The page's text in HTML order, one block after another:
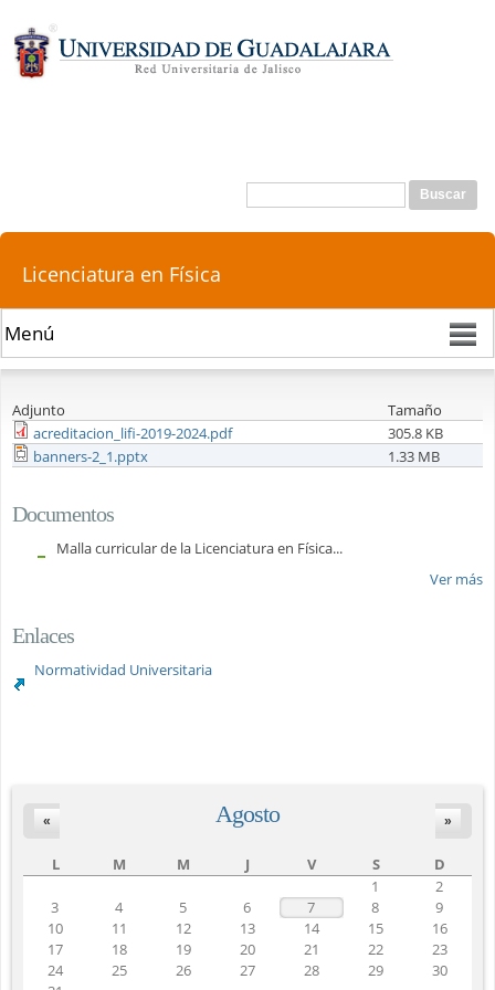
principal
Formulario de búsqueda
Buscar
Licenciatura en Física
Adjunto
Tamaño
acreditacion_lifi-2019-2024.pdf
305.8 KB
banners-2_1.pptx
1.33 MB
Documentos
Malla curricular de la Licenciatura en Física...
Ver más
Enlaces
Normatividad Universitaria
Agosto
« »
L M M J V S
D
1
2
3
4 5 6 7 8
9
10
11 12 13 14 15
16
17
18 19 20 21 22
23
24
25 26 27 28 29
30